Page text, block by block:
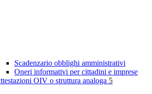
Scadenzario obblighi amministrativi
Oneri informativi per cittadini e imprese
OIV o struttura analoga 5